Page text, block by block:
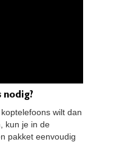
wilt dan
kun je in de
pakket eenvoudig